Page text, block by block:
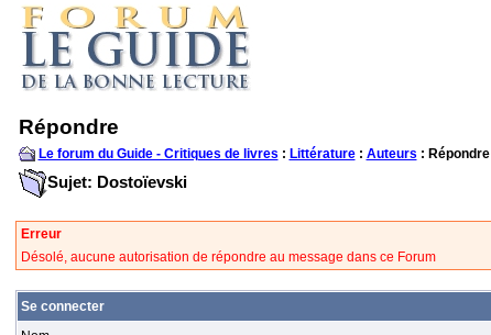
Répondre
Le forum du Guide - Critiques de livres : Littérature: Auteurs : Répondre
Sujet: Dostoïevski
Erreur
Désolé, aucune autorisation de répondre au message dans ce Forum
Se connecter